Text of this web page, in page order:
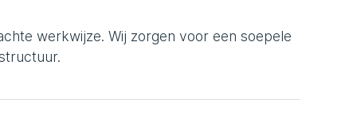
werkwijze. Wij zorgen voor een soepele